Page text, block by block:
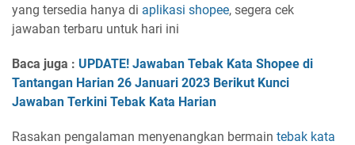
yang tersedia hanya di aplikasi shopee, segera cek
jawaban terbaru untuk hari ini
Baca juga : UPDATE! Jawaban Tebak Kata Shopee di
Tantangan Harian 26 Januari 2023 Berikut Kunci
Jawaban Terkini Tebak Kata Harian
Rasakan pengalaman menyenangkan bermain tebak kata